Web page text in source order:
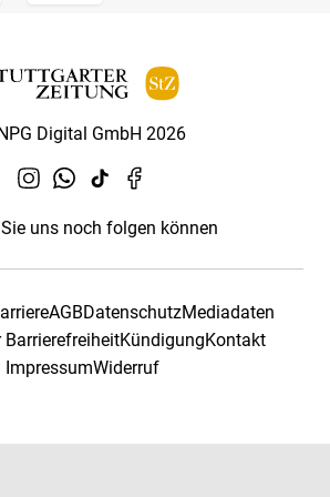
Digital GmbH 2026
uns noch folgen können
AGBDatenschutzMediadaten
BarrierefreiheitKündigungKontakt
ImpressumWiderruf